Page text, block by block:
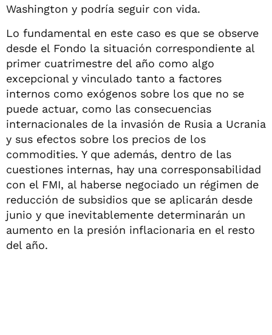
Washington y podría seguir con vida.
Lo fundamental en este caso es que se observe
desde el Fondo la situación correspondiente al
primer cuatrimestre del año como algo
excepcional y vinculado tanto a factores
internos como exógenos sobre los que no se
puede actuar, como las consecuencias
internacionales de la invasión de Rusia a Ucrania
y sus efectos sobre los precios de los
commodities. Y que además, dentro de las
cuestiones internas, hay una corresponsabilidad
con el FMI, al haberse negociado un régimen de
reducción de subsidios que se aplicarán desde
junio y que inevitablemente determinarán un
aumento en la presión inflacionaria en el resto
del año.